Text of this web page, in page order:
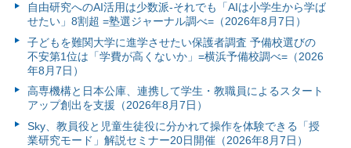
自由研究へのAI活用は少数派-それでも「AIは小学生から学ば
せたい」8割超 =塾選ジャーナル調べ=（2026年8月7日）
子どもを難関大学に進学させたい保護者調査 予備校選びの
不安第1位は「学費が高くないか」=横浜予備校調べ=（2026
年8月7日）
高専機構と日本公庫、連携して学生・教職員によるスタート
アップ創出を支援（2026年8月7日）
Sky、教員役と児童生徒役に分かれて操作を体験できる「授
業研究モード」解説セミナー20日開催（2026年8月7日）